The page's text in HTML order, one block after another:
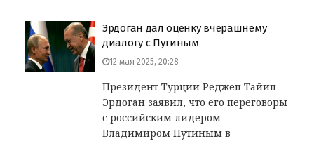
Эрдоган дал оценку вчерашнему
диалогу с Путиным
12 мая 2025, 20:28
Президент Турции Реджеп Тайип
Эрдоган заявил, что его переговоры
с российским лидером
Владимиром Путиным в